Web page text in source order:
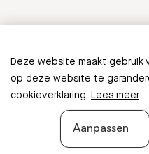
Deze website maakt gebruik
op deze website te
cookieverklaring. Lees meer
Aanpassen
Ontbreekt er
deze folder?
Geef feedback